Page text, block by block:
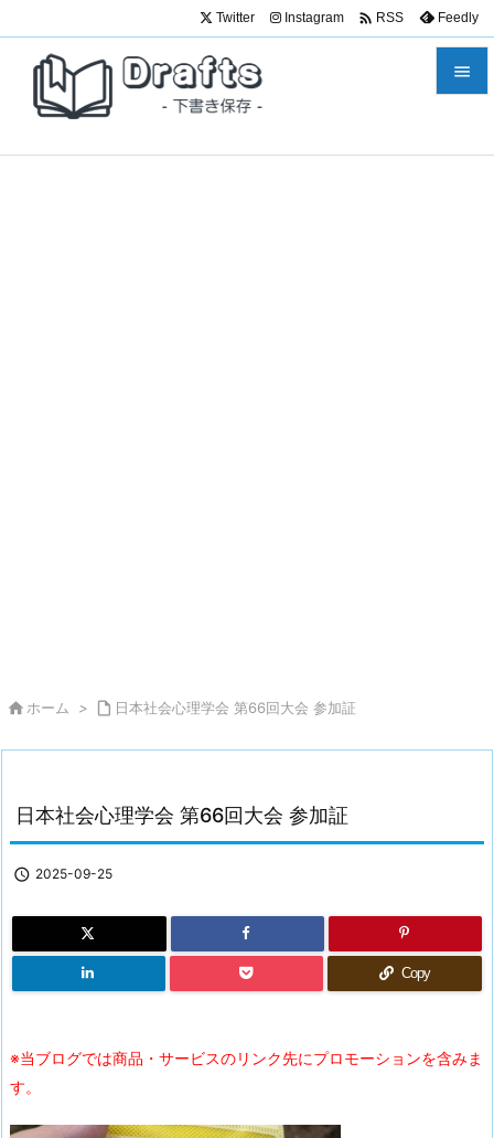

Twitter Instagram  RSS Feedly
 ホーム >  日本社会心理学会 第66回大会 参加証
日本社会心理学会 第66回大会 参加証
 2025-09-25
Copy
※当ブログでは商品・サービスのリンク先にプロモーションを含みま
す。